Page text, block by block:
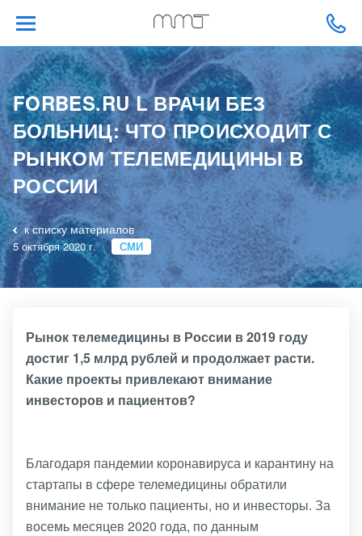
FORBES.RU L ВРАЧИ БЕЗ
БОЛЬНИЦ: ЧТО ПРОИСХОДИТ С
РЫНКОМ ТЕЛЕМЕДИЦИНЫ В
РОССИИ
к списку материалов
5 октября 2020 г. СМИ
Рынок телемедицины в России в 2019 году
достиг 1,5 млрд рублей и продолжает расти.
Какие проекты привлекают внимание
инвесторов и пациентов?
Благодаря пандемии коронавируса и карантину на
стартапы в сфере телемедицины обратили
внимание не только пациенты, но и инвесторы. За
восемь месяцев 2020 года, по данным